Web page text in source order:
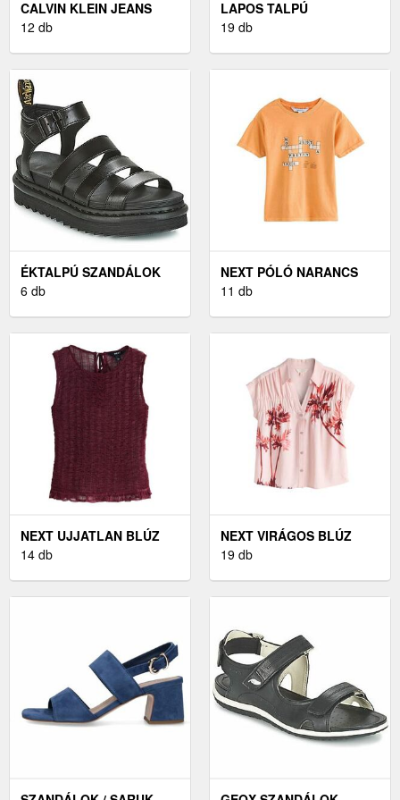
CALVIN KLEIN JEANS
SZANDÁLOK FEHÉR
12 db
LAPOS TALPÚ
SZANDÁLOK DR.
19 db
ÉKTALPÚ SZANDÁLOK
DR. MARTENS BLAIRE
6 db
NEXT PÓLÓ NARANCS
11 db
NEXT UJJATLAN BLÚZ
14 db
NEXT VIRÁGOS BLÚZ
19 db